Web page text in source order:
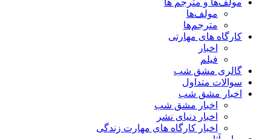
مولف‌ها و مترجم ها
مولف‌ها
مترجم‌ها
کارگاه های مهارتی
اخبار
فیلم
گالری مشق شب
سوالات متداول
اخبار مشق شب
اخبار مشق شب
اخبار دنیای نشر
اخبار کارگاه های مهارت زندگی